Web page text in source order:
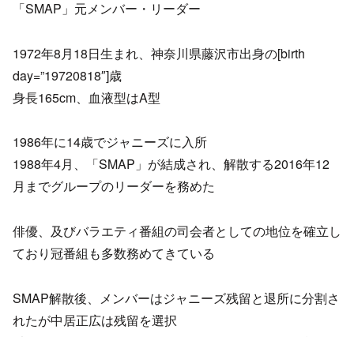
「SMAP」元メンバー・リーダー
1972年8月18日生まれ、神奈川県藤沢市出身の[birth
day=”19720818″]歳
身長165cm、血液型はA型
1986年に14歳でジャニーズに入所
1988年4月、「SMAP」が結成され、解散する2016年12
月までグループのリーダーを務めた
俳優、及びバラエティ番組の司会者としての地位を確立し
ており冠番組も多数務めてきている
SMAP解散後、メンバーはジャニーズ残留と退所に分割さ
れたが中居正広は残留を選択